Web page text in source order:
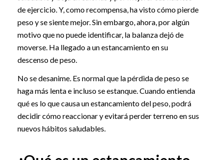
de ejercicio. Y, como recompensa, ha visto cómo pierde
peso y se siente mejor. Sin embargo, ahora, por algún
motivo que no puede identificar, la balanza dejó de
moverse. Ha llegado a un estancamiento en su
descenso de peso.
No se desanime. Es normal que la pérdida de peso se
haga más lenta e incluso se estanque. Cuando entienda
qué es lo que causa un estancamiento del peso, podrá
decidir cómo reaccionar y evitará perder terreno en sus
nuevos hábitos saludables.